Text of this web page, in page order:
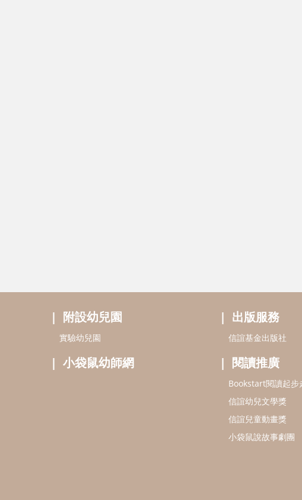
附設幼兒園
實驗幼兒園
小袋鼠幼師網
出版服務
信誼基金出版社
閱讀推廣
Bookstart閱讀起步
信誼幼兒文學獎
信誼兒童動畫獎
小袋鼠說故事劇團